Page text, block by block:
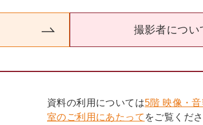
撮影者につい
資料の利用については5階 映像・
室のご利用にあたって をご覧くださ